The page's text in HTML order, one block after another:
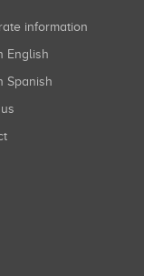
information
English
Spanish
us